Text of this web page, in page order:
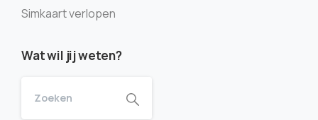
Simkaart verlopen
Wat wil jij weten?